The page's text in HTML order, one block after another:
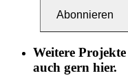
Abonnieren
Weitere
auch gern hier.